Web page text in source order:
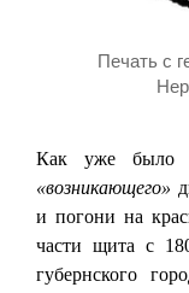
Печать с
Как уже было
«возникающего»
и погони на
части щита с
губернского